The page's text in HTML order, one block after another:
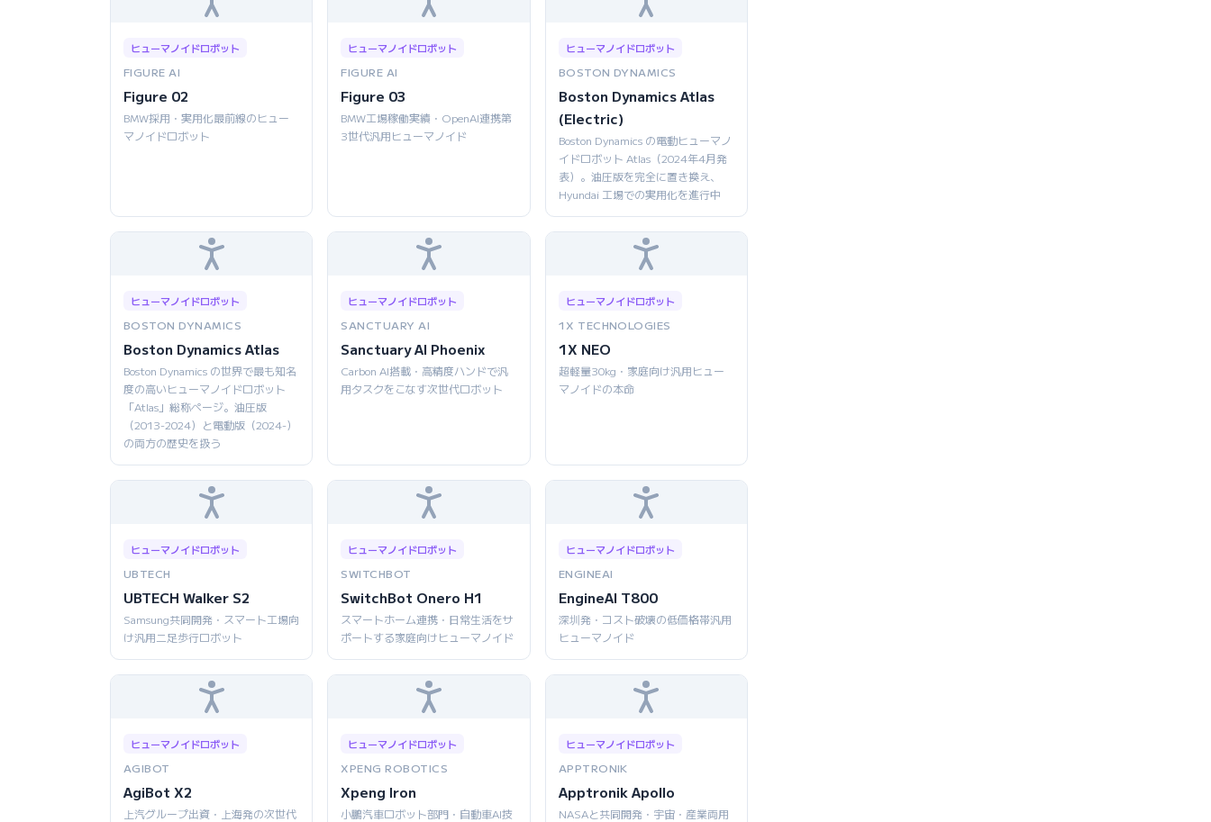
ヒューマノイドロボット
FIGURE AI
Figure 02
BMW採用・実用化最前線のヒュー
マノイドロボット
ヒューマノイドロボット
FIGURE AI
Figure 03
BMW工場稼働実績・OpenAI連携第
3世代汎用ヒューマノイド
ヒューマノイドロボット
BOSTON DYNAMICS
Boston Dynamics Atlas
(Electric)
Boston Dynamics の電動ヒューマノ
イドロボット Atlas（2024年4月発
表）。油圧版を完全に置き換え、
Hyundai 工場での実用化を進行中
ヒューマノイドロボット
BOSTON DYNAMICS
Boston Dynamics Atlas
Boston Dynamics の世界で最も知名
度の高いヒューマノイドロボット
「Atlas」総称ページ。油圧版
（2013-2024）と電動版（2024-）
の両方の歴史を扱う
ヒューマノイドロボット
SANCTUARY AI
Sanctuary AI Phoenix
Carbon AI搭載・高精度ハンドで汎
用タスクをこなす次世代ロボット
ヒューマノイドロボット
1X TECHNOLOGIES
1X NEO
超軽量30kg・家庭向け汎用ヒュー
マノイドの本命
ヒューマノイドロボット
UBTECH
UBTECH Walker S2
Samsung共同開発・スマート工場向
け汎用二足歩行ロボット
ヒューマノイドロボット
SWITCHBOT
SwitchBot Onero H1
スマートホーム連携・日常生活をサ
ポートする家庭向けヒューマノイド
ヒューマノイドロボット
ENGINEAI
EngineAI T800
深圳発・コスト破壊の低価格帯汎用
ヒューマノイド
ヒューマノイドロボット
AGIBOT
AgiBot X2
上汽グループ出資・上海発の次世代
ヒューマノイドロボット
XPENG ROBOTICS
Xpeng Iron
小鵬汽車ロボット部門・自動車AI技
ヒューマノイドロボット
APPTRONIK
Apptronik Apollo
NASAと共同開発・宇宙・産業両用